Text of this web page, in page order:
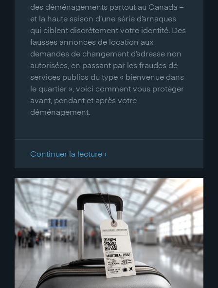
des déménagements partout au Canada –
et la haute saison d’une série d’arnaques
qui ciblent discrètement votre identité. Des
fausses annonces de location aux
demandes de changement d’adresse non
autorisées, en passant par les fraudes de
services publics du type « bienvenue dans
le quartier », voici comment vous protéger
avant, pendant et après votre
déménagement.
Continuer la lecture ›